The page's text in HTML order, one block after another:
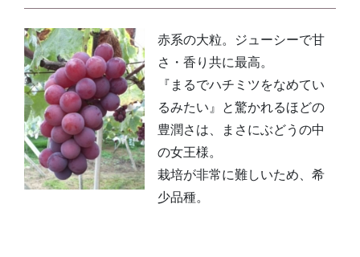
赤系の大粒。ジューシーで甘
さ・香り共に最高。
『まるでハチミツをなめてい
るみたい』と驚かれるほどの
豊潤さは、まさにぶどうの中
の女王様。
栽培が非常に難しいため、希
少品種。